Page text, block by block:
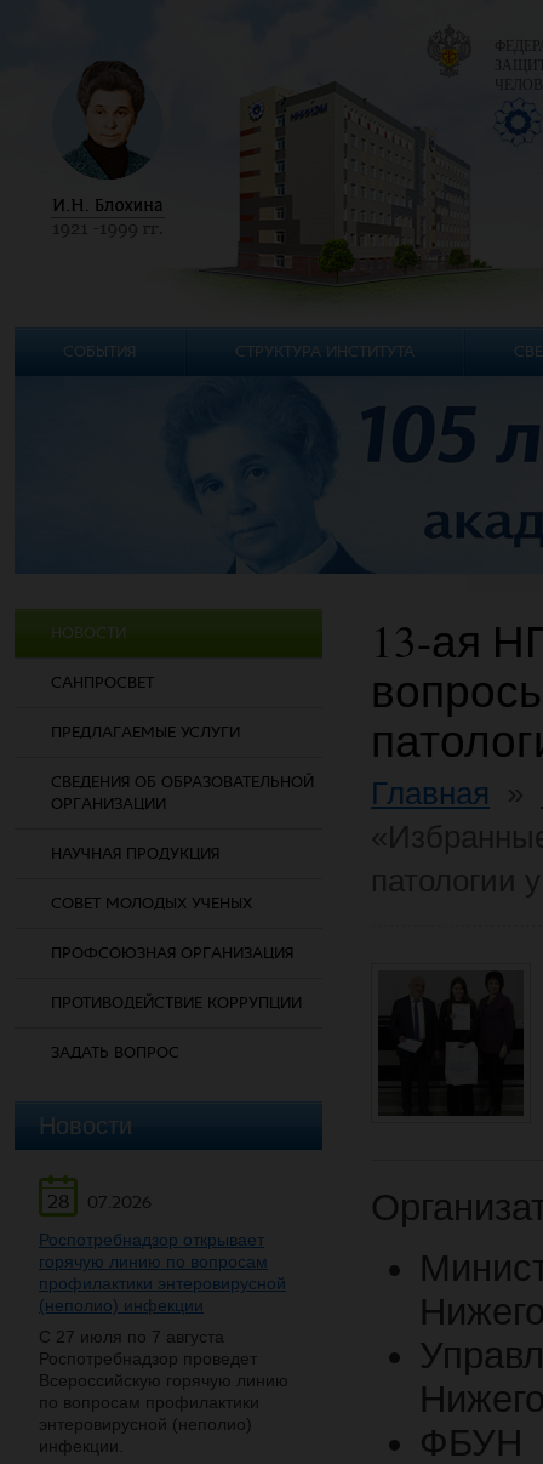
НОВОСТИ
САНПРОСВЕТ
ПРЕДЛАГАЕМЫЕ УСЛУГИ
СВЕДЕНИЯ ОБ ОБРАЗОВАТЕЛЬНОЙ
ОРГАНИЗАЦИИ
НАУЧНАЯ ПРОДУКЦИЯ
СОВЕТ МОЛОДЫХ УЧЕНЫХ
ПРОФСОЮЗНАЯ ОРГАНИЗАЦИЯ
ПРОТИВОДЕЙСТВИЕ КОРРУПЦИИ
ЗАДАТЬ ВОПРОС
Новости
28
07.2026
Роспотребнадзор открывает
горячую линию по вопросам
профилактики энтеровирусной
(неполио) инфекции
С 27 июля по 7 августа
Роспотребнадзор проведет
Всероссийскую горячую линию
по вопросам профилактики
энтеровирусной (неполио)
инфекции.
13-ая
Главная
СОБЫТИЯ СТРУКТУРА ИНСТИТУТА